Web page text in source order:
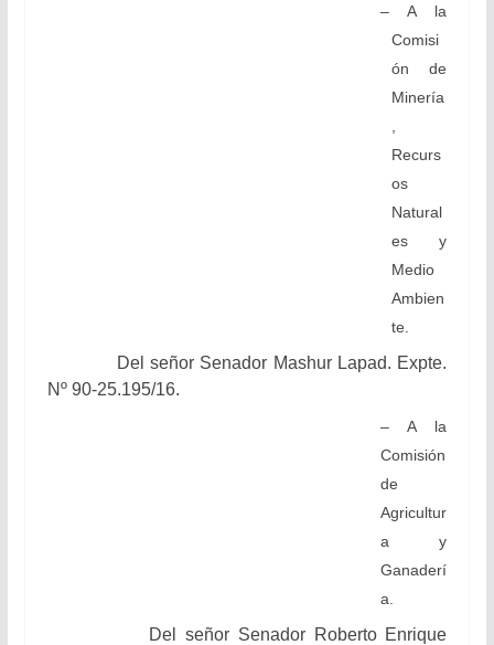
– A la
Comisi
ón de
Minería
Recurs
os
Natural
es y
Medio
Ambien
te.
Del señor Senador Mashur Lapad. Expte.
Nº 90-25.195/16.
– A la
Comisión
de
Agricultur
a y
Ganaderí
a.
Del señor Senador Roberto Enrique